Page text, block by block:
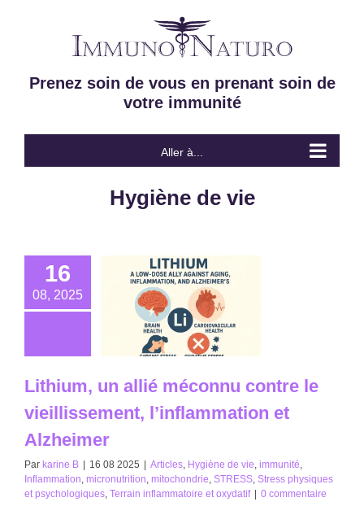
Prenez soin de vous en prenant soin de
votre immunité
Aller à...
Hygiène de vie
16
08, 2025
Lithium, un allié méconnu contre le
vieillissement, l’inflammation et
Alzheimer
Par karine B 16 08 2025 Articles, Hygiène de vie, immunité,
Inflammation, micronutrition, mitochondrie, STRESS, Stress physiques
et psychologiques, Terrain inflammatoire et oxydatif 0 commentaire